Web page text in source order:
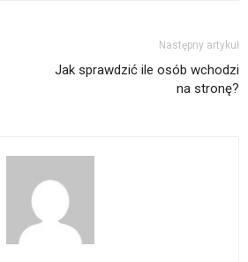
Następny artykuł
Jak sprawdzić ile osób wchodzi
na stronę?